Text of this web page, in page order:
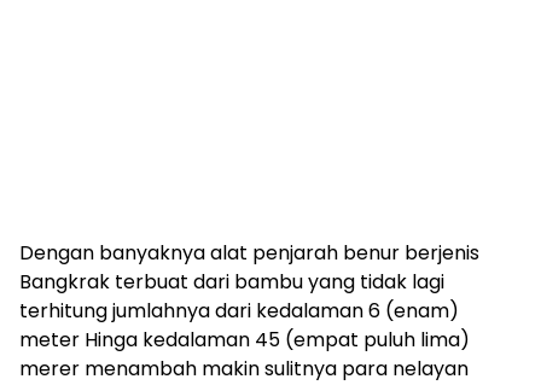
Dengan banyaknya alat penjarah benur berjenis
Bangkrak terbuat dari bambu yang tidak lagi
terhitung jumlahnya dari kedalaman 6 (enam)
meter Hinga kedalaman 45 (empat puluh lima)
merer menambah makin sulitnya para nelayan